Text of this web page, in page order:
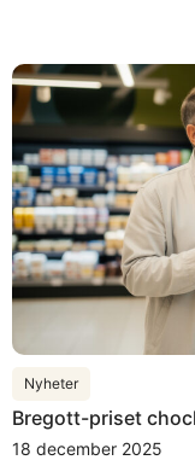
Nyheter
Bregott-priset
18 december 2025